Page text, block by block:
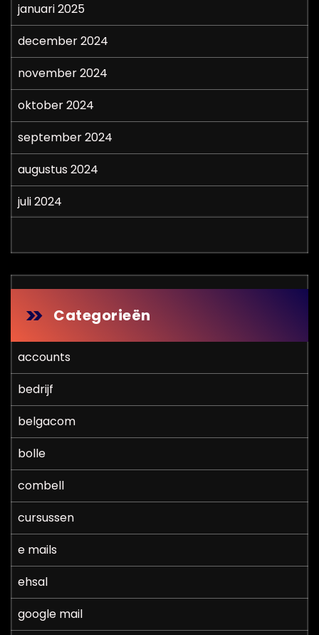
januari 2025
december 2024
november 2024
oktober 2024
september 2024
augustus 2024
juli 2024
Categorieën
accounts
bedrijf
belgacom
bolle
combell
cursussen
e mails
ehsal
google mail